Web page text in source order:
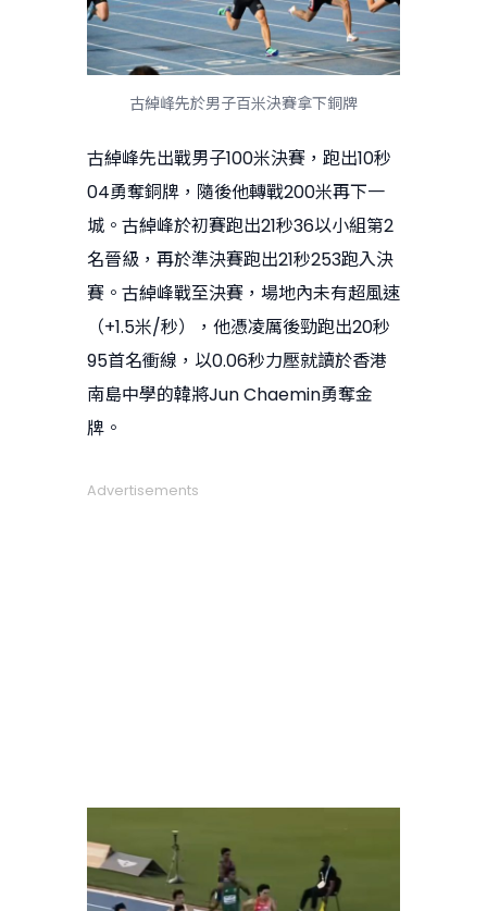
古綽峰先於男子百米決賽拿下銅牌
古綽峰先出戰男子100米決賽，跑出10秒
04勇奪銅牌，隨後他轉戰200米再下一
城。古綽峰於初賽跑出21秒36以小組第2
名晉級，再於準決賽跑出21秒253跑入決
賽。古綽峰戰至決賽，場地內未有超風速
（+1.5米/秒），他憑凌厲後勁跑出20秒
95首名衝線，以0.06秒力壓就讀於香港
南島中學的韓將Jun Chaemin勇奪金
牌。
Advertisements